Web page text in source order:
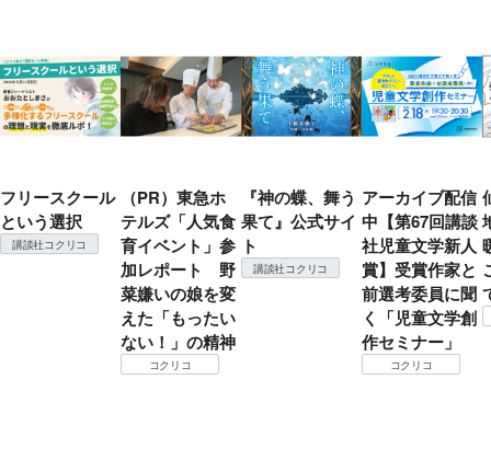
フリースクール
という選択
講談社コクリコ
（PR）東急ホ
テルズ「人気食
育イベント」参
加レポート 野
菜嫌いの娘を変
えた「もったい
ない！」の精神
コクリコ
『神の蝶、舞う
果て』公式サイ
ト
講談社コクリコ
アーカイブ配信
中【第67回講談
社児童文学新人
賞】受賞作家と
前選考委員に聞
く「児童文学創
作セミナー」
コクリコ